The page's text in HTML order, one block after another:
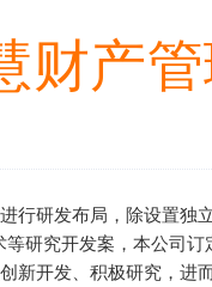
财产
研发布局，除设置
研究开发案，本公司
开发、积极研究，